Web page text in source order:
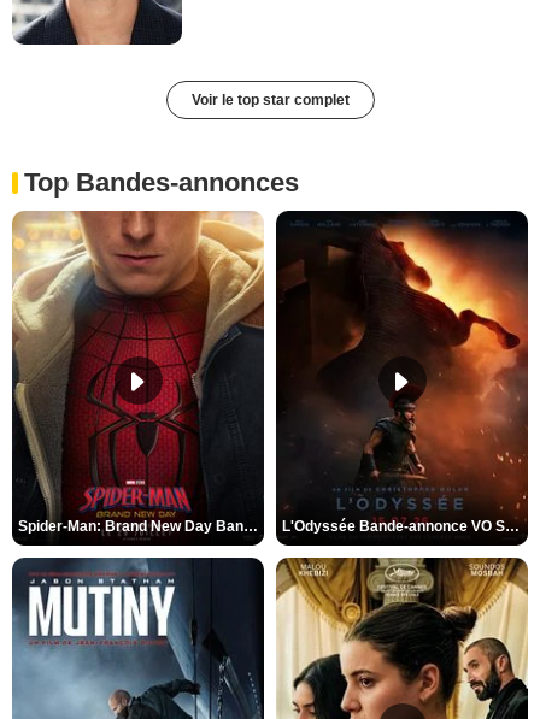
Voir le top star complet
Top Bandes-annonces
Spider-Man: Brand New Day Bande-annonce VO STFR L'Odyssée Bande-annonce VO STFR